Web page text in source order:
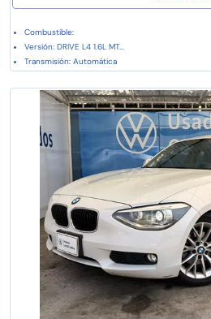
Combustible:
Versión: DRIVE L4 1.6L MT...
Transmisión: Automática